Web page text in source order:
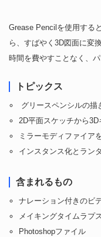
Grease Pencilを使用する
ら、すばやく3D図面に変
時間を費やすことなく、
トピックス
グリースペンシルの描
2D平面スケッチから
ミラーモディファイア
インスタンス化とラン
含まれるもの
ナレーション付きのビ
メイキングタイムラプ
Photoshopファイル